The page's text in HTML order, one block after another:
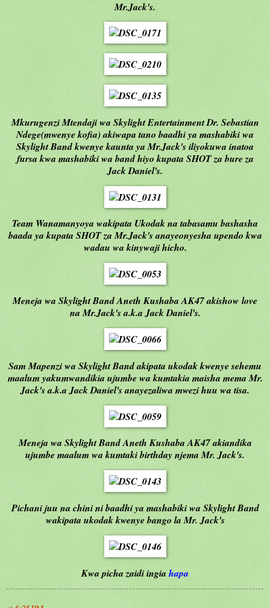
Mr.Jack's.
Mkurugenzi Mtendaji wa Skylight Entertainment Dr. Sebastian
Ndege(mwenye kofia) akiwapa tano baadhi ya mashabiki wa
Skylight Band kwenye kaunta ya Mr.Jack's iliyokuwa inatoa
fursa kwa mashabiki wa band hiyo kupata SHOT za bure za
Jack Daniel's.
Team Wanamanyoya wakipata Ukodak na tabasamu bashasha
baada ya kupata SHOT za Mr.Jack's anayeonyesha upendo kwa
wadau wa kinywaji hicho.
Meneja wa Skylight Band Aneth Kushaba AK47 akishow love
na Mr.Jack's a.k.a Jack Daniel's.
Sam Mapenzi wa Skylight Band akipata ukodak kwenye sehemu
maalum yakumwandikia ujumbe wa kumtakia maisha mema Mr.
Jack's a.k.a Jack Daniel's anayezaliwa mwezi huu wa tisa.
Meneja wa Skylight Band Aneth Kushaba AK47 akiandika
ujumbe maalum wa kumtaki birthday njema Mr. Jack's.
Pichani juu na chini ni baadhi ya mashabiki wa Skylight Band
wakipata ukodak kwenye bango la Mr. Jack's
Kwa picha zaidi ingiahapa